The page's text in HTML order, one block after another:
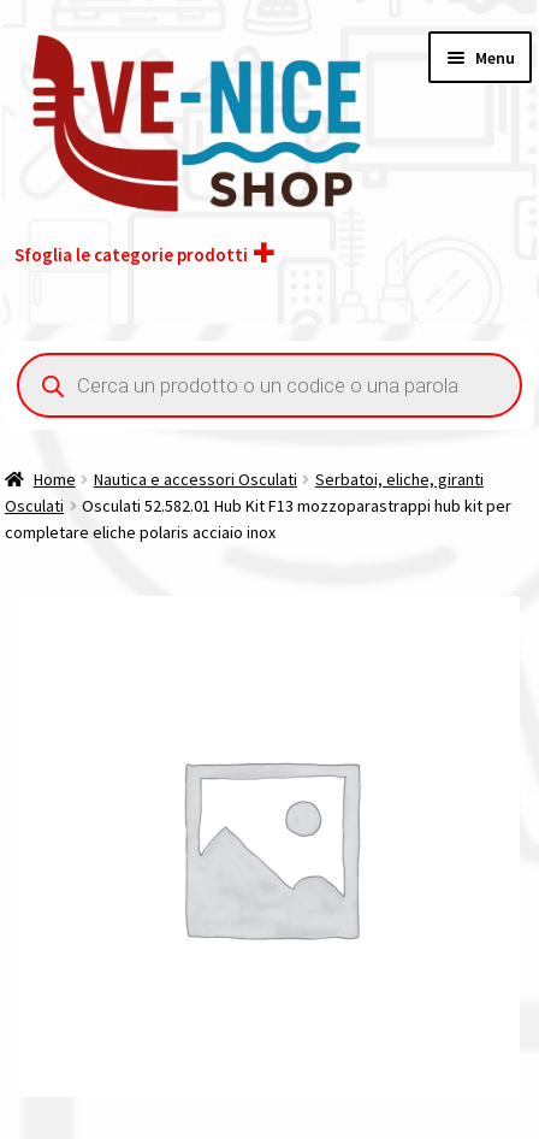
alla
navigazione
contenuto
Menu
Sfoglia le categorie prodotti
Acquisto iva 4% (agevolata)
Contatti
Acquisti in rete pubblica amministrazione
Assicurazione integrativa Garanzia3
Ricerca
prodotti
Home Nautica e accessori Osculati
Serbatoi, eliche, giranti
Osculati
Osculati 52.582.01 Hub Kit F13 mozzoparastrappi hub kit per
completare eliche polaris acciaio inox